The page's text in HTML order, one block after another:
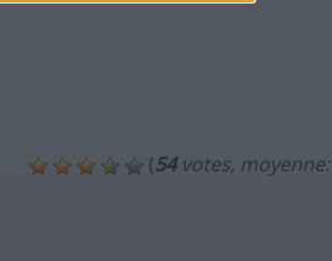
(54votes, moyenne: